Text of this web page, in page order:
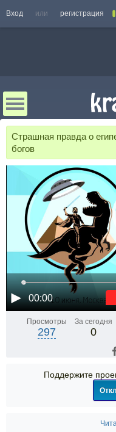
Вход или регистрация
Страшная правда о
богов
00:00
Просмотры
297
За сегодня
0
Поддержите